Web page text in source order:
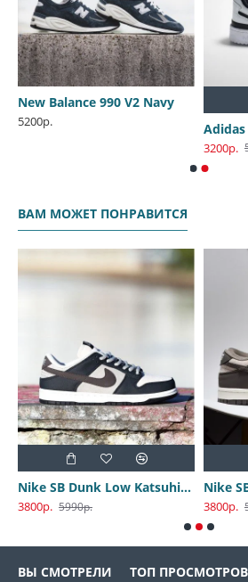
New Balance 990 V2 Navy
5200р.
3200р.
ВАМ МОЖЕТ ПОНРАВИТСЯ
Nike SB Dunk Low Katsuhiro Otomo
3800р. 5990р.
Nike
3800р.
ВЫ СМОТРЕЛИ ТОП ПРОСМОТРОВ